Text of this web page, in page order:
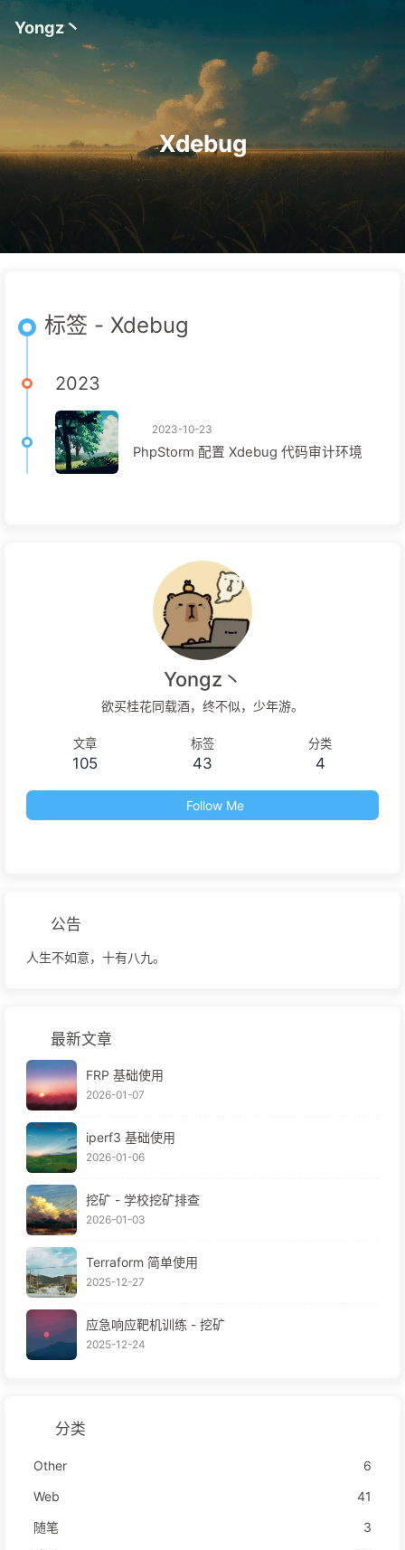
Yongz丶
Xdebug
标签 - Xdebug
2023
2023-10-23
PhpStorm 配置 Xdebug 代码审计环境
Yongz丶
欲买桂花同载酒，终不似，少年游。
文章
105
标签
43
分类
4
Follow Me
公告
人生不如意，十有八九。
最新文章
FRP 基础使用
2026-01-07
iperf3 基础使用
2026-01-06
挖矿 - 学校挖矿排查
2026-01-03
Terraform 简单使用
2025-12-27
应急响应靶机训练 - 挖矿
2025-12-24
分类
Other
6
Web
41
随笔
3